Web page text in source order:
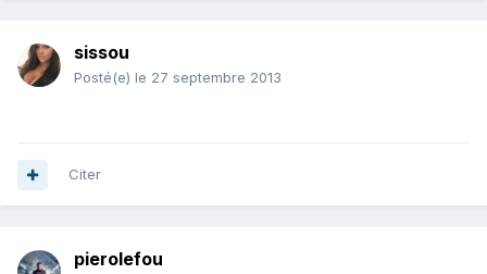
sissou
Posté(e) le 27 septembre 2013
Citer
pierolefou